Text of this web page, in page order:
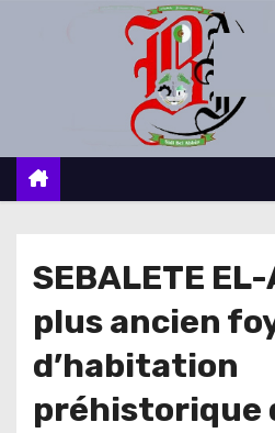
c
SEBALETE
plus ancien
d’habitation
préhistorique